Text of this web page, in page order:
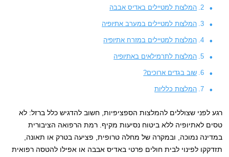
המלצות למטיילים באדיס אבבה
המלצות למטיילים במערב אתיופיה
המלצות למטיילים במזרח אתיופיה
המלצות לתרמילאים באתיופיה
שוב בגדים ארוכים?
המלצות כלליות
רגע לפני שצוללים להמלצות הספציפיות, חשוב להדגיש כלל ברזל: לא
טסים לאתיופיה ללא ביטוח נסיעות מקיף. רמת הרפואה הציבורית
במדינה נמוכה, ובמקרה של מחלה טרופית, פציעה בטרק או תאונה,
תזדקקו לפינוי לבית חולים פרטי באדיס אבבה או אפילו להטסה רפואית